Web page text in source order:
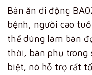
Bàn ăn di động
bệnh, người cao
thể dùng làm bàn
thời, bàn phụ trong
biệt, nó hỗ trợ rất